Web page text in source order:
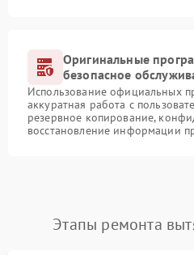
Оригинальные
безопасное
Использование официальных
аккуратная работа с
резервное копирование,
восстановление информации
Этапы ремонта